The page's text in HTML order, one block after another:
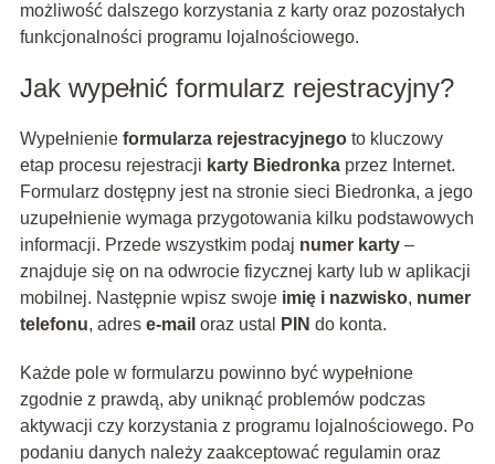
możliwość dalszego korzystania z karty oraz pozostałych
funkcjonalności programu lojalnościowego.
Jak wypełnić formularz rejestracyjny?
Wypełnienie formularza rejestracyjnegoto kluczowy
etap procesu rejestracji karty Biedronkaprzez Internet.
Formularz dostępny jest na stronie sieci Biedronka, a jego
uzupełnienie wymaga przygotowania kilku podstawowych
informacji. Przede wszystkim podaj numer karty–
znajduje się on na odwrocie fizycznej karty lub w aplikacji
mobilnej. Następnie wpisz swoje imię i nazwisko, numer
telefonu, adres e-mail oraz ustal PIN do konta.
Każde pole w formularzu powinno być wypełnione
zgodnie z prawdą, aby uniknąć problemów podczas
aktywacji czy korzystania z programu lojalnościowego. Po
podaniu danych należy zaakceptować regulamin oraz